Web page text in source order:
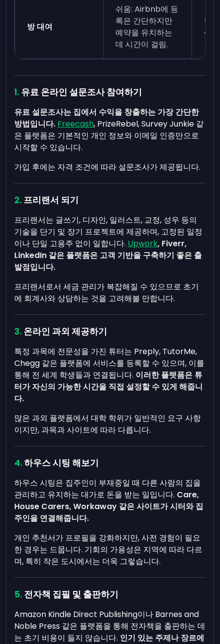
방 대여
쉬움: Airbnb에 등
록은 간단하지만
예약을 유치하는
데 시간이 걸림.
월
유료 온라인 설문조사 참여하기
유료 설문조사는 집에서 수익을 창출하는 가장 간단한
방법입니다. Freecash, PrizeRebel, Survey Junkie 같
은 플랫폼은 기본적인 개인 정보와 이메일 인증만으로
시작할 수 있습니다.
가입 후에는 자격 조건에 따라 설문조사가 제공됩니다.
프리랜서 되기
프리랜서는 글쓰기, 디자인, 일러스트, 교정, 성우 등의
기술을 단기 및 장기 프로젝트에 제공하며, 고정된 일정
이나 단일 고용주 없이 일합니다. Upwork, Fiverr,
LinkedIn 같은 플랫폼은 고객 기반을 구축하기 좋은 출
발점입니다.
프리랜서로서 세금 관리가 복잡해질 수 있으므로 초기
에 회계사와 상담하는 것을 고려해볼 만합니다.
온라인 과외 제공하기
특정 과목에 전문성을 가진 튜터는 Preply, TutorMe,
Chegg 같은 플랫폼에 서비스를 등록할 수 있으며, 이를
통해 전 세계 학생들과 연결됩니다. 이러한 플랫폼은 튜
터가 자신의 가능한 시간을 직접 설정할 수 있게 해줍니
다.
많은 과외 플랫폼에서 대학 학위가 일반적인 요구 사항
이지만, 과목과 사이트에 따라 다릅니다.
하우스 시팅 해보기
하우스 시팅은 집주인이 부재중일 때 다른 사람의 집을
관리하고 유지하는 대가로 돈을 받는 일입니다. Care,
House Carers, Workaway 같은 사이트가 시터와 집
주인을 연결해줍니다.
개인 추천서가 프로필을 강화하지만, 사전 경험이 필요
한 경우는 드뭅니다. 기회의 가용성은 지역에 따라 다르
며, 특히 작은 도시에서는 더욱 그렇습니다.
전자책 집필 및 출판하기
Amazon Kindle Direct Publishing이나 Barnes and
Noble Press 같은 플랫폼을 통해 전자책을 출판하는 데
는 초기 비용이 들지 않습니다. 인기 있는 주제나 장르에